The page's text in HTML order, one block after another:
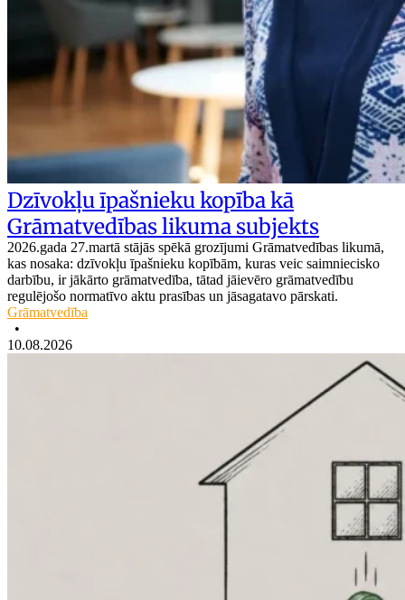
Dzīvokļu īpašnieku kopība kā
Grāmatvedības likuma subjekts
2026.gada 27.martā stājās spēkā grozījumi Grāmatvedības likumā,
kas nosaka: dzīvokļu īpašnieku kopībām, kuras veic saimniecisko
darbību, ir jākārto grāmatvedība, tātad jāievēro grāmatvedību
regulējošo normatīvo aktu prasības un jāsagatavo pārskati.
Grāmatvedība
•
10.08.2026